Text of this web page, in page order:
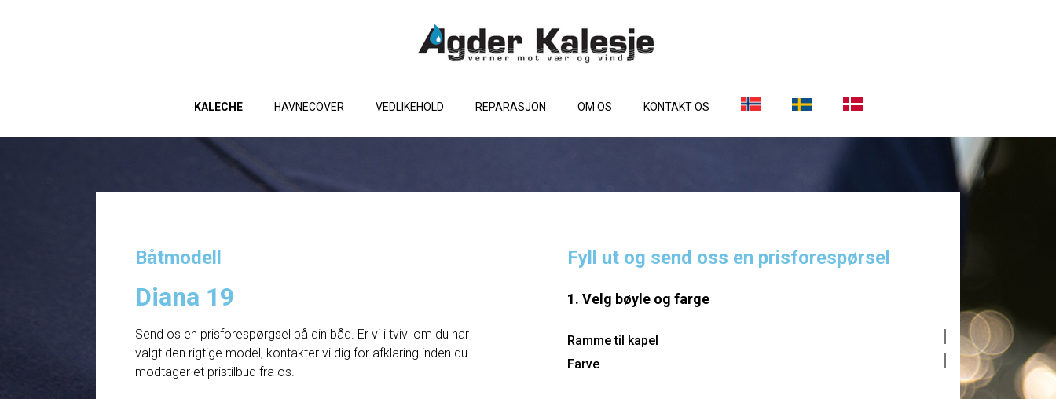
KALECHE HAVNECOVER VEDLIKEHOLD REPARASJON OM OS KONTAKT OS
Båtmodell
Diana 19
Send os en prisforespørgsel på din båd. Er vi i tvivl om du har
valgt den rigtige model, kontakter vi dig for afklaring inden du
modtager et pristilbud fra os.
Fyll ut og send oss en prisforespørsel
1. Velg bøyle og farge
Ramme til kapel
Farve